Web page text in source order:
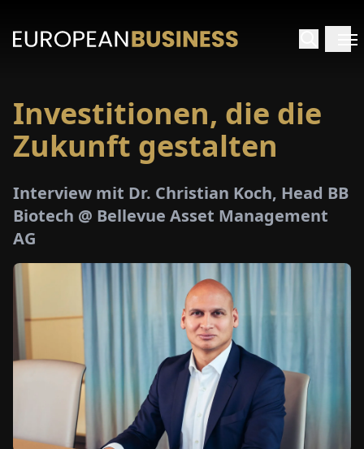
PAPER
Investitionen, die die
Zukunft gestalten
Interview mit Dr. Christian Koch, Head BB
Biotech @ Bellevue Asset Management
AG